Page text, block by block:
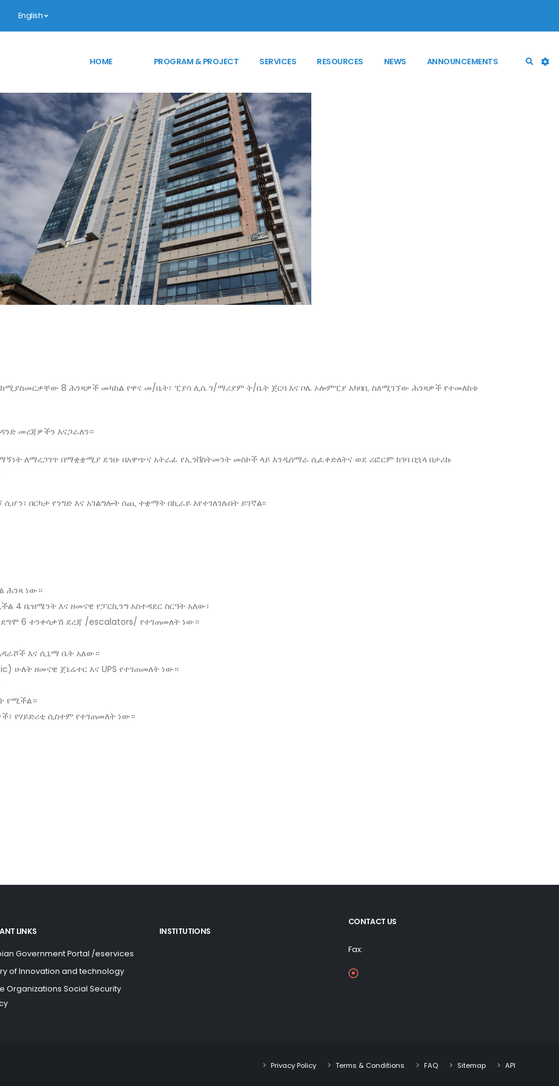
English
HOME PROGRAM & PROJECT SERVICES RESOURCES NEWS ANNOUNCEMENTS
8 ሕንጻዎች መካከል የዋና መ/ቤት፣ ፒያሳ ሊሴ ገ/ማሪያም ት/ቤት ጀርባ እና ቦሌ ኦሎምፒያ አካባቢ ስለሚገኘው ሕንጻዎች የተመለከቱ
መረጃዎችን እናጋራለን።
ለማረጋገጥ በማቋቋሚያ ደንቡ በአዋጭና አትራፊ የኢንቨስትመንት መስኮች ላይ እንዲሰማራ ሲፈቀድለትና ወደ ሪፎርም ከገባ በኋላ በታሪኩ
በርካታ የንግድ እና አገልግሎት ሰጪ ተቋማት በኪራይ እየተገለገሉበት ይገኛል፡፡
ሕንጻ ነው።
4 ቤዝሜንት እና ዘመናዊ የፓርኪንግ አስተዳደር ስርዓት አለው፣
6 ተንቀሳቃሽ ደረጃ /escalators/ የተገጠመለት ነው።
እና ሲኒማ ቤት አለው።
ሁለት ዘመናዊ ጀኔሬተር እና UPS የተገጠመለት ነው።
የሚችል።
የሃይድሪቲ ሲስተም የተገጠመለት ነው።
LINKS
Government Portal /eservices
of Innovation and technology
Organizations Social Security
INSTITUTIONS
CONTACT US
Fax:
Privacy Policy Terms & Conditions FAQ Sitemap API